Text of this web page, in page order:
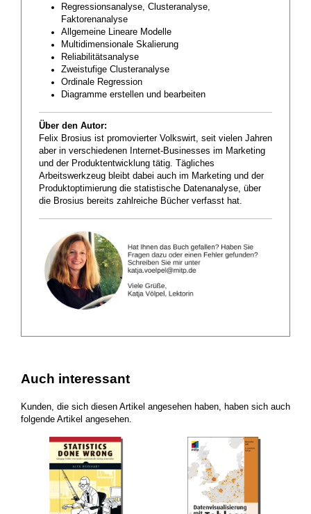
Regressionsanalyse, Clusteranalyse,
Faktorenanalyse
Allgemeine Lineare Modelle
Multidimensionale Skalierung
Reliabilitätsanalyse
Zweistufige Clusteranalyse
Ordinale Regression
Diagramme erstellen und bearbeiten
Über den Autor:
Felix Brosius ist promovierter Volkswirt, seit vielen Jahren
aber in verschiedenen Internet-Businesses im Marketing
und der Produktentwicklung tätig. Tägliches
Arbeitswerkzeug bleibt dabei auch im Marketing und der
Produktoptimierung die statistische Datenanalyse, über
die Brosius bereits zahlreiche Bücher verfasst hat.
Auch interessant
Kunden, die sich diesen Artikel angesehen haben, haben sich auch
folgende Artikel angesehen.